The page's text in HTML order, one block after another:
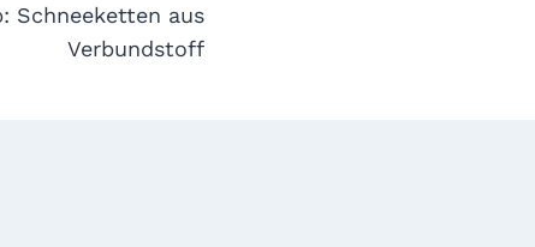
Schneeketten aus
Verbundstoff